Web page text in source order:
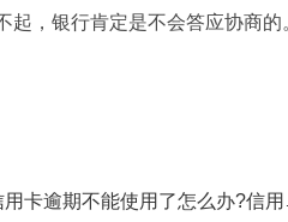
起，银行肯定是不会答应协商的
不能使用了怎么办?信用卡逾期了无力偿还怎么办？